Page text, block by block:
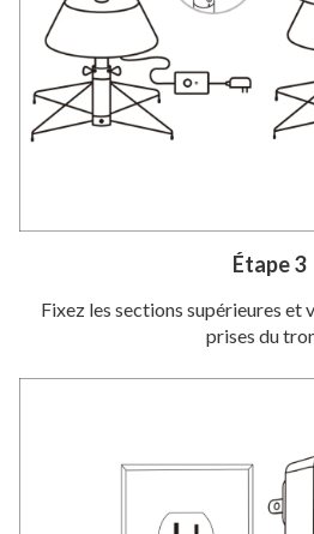
Étape 3
Fixez les sections supérieures et
prises du